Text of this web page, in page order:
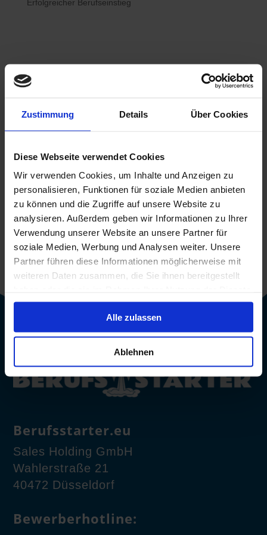
Zustimmung Details Über Cookies
Diese Webseite verwendet Cookies
Wir verwenden Cookies, um Inhalte und Anzeigen zu
personalisieren, Funktionen für soziale Medien anbieten
zu können und die Zugriffe auf unsere Website zu
analysieren. Außerdem geben wir Informationen zu Ihrer
Verwendung unserer Website an unsere Partner für
soziale Medien, Werbung und Analysen weiter. Unsere
Partner führen diese Informationen möglicherweise mit
weiteren Daten zusammen, die Sie ihnen bereitgestellt
gesammelt haben.
Alle zulassen
Ablehnen
 Bewerberhotline
 WhatsApp
0800 / 7008822
Berufsstarter.eu
Sales Holding GmbH
Wahlerstraße 21
40472 Düsseldorf
Bewerberhotline: